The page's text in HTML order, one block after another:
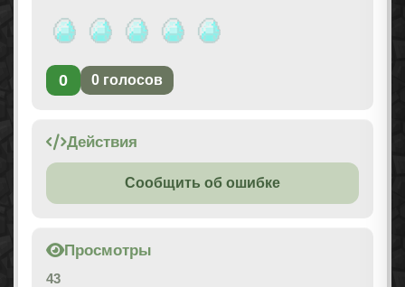
0 0 голосов
Действия
Сообщить об ошибке
Просмотры
43